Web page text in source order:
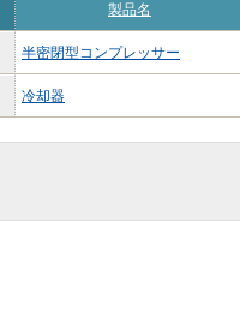
製品名
半密閉型コンプレッサー
冷却器